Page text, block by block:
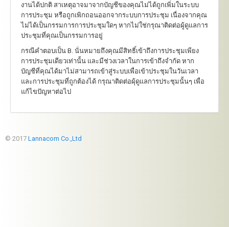
งานได้ปกติ สาเหตุอาจมาจากบัญชีของคุณไม่ได้ถูกเพิ่มในระบบ
การประชุม หรือถูกเพิกถอนออกจากระบบการประชุม เนื่องจากคุณ
ไม่ได้เป็นกรรมการการประชุมใดๆ หากไม่ใช่กรุณาติดต่อผู้ดูแลการ
ประชุมที่คุณเป็นกรรมการอยู่
กรณีคำตอบเป็น B. นั่นหมายถึงคุณมีสิทธิ์เข้าถึงการประชุมเพียง
การประชุมเดียวเท่านั้น และมีช่วงเวลาในการเข้าถึงจำกัด หาก
บัญชีที่คุณได้มาไม่สามารถเข้าสู่ระบบเพื่อเข้าประชุมในวันเวลา
และการประชุมที่ถูกต้องได้ กรุณาติดต่อผุ้ดูแลการประชุมนั้นๆ เพื่อ
แก้ไขปัญหาต่อไป
© 2017 Lannacom Co.,Ltd